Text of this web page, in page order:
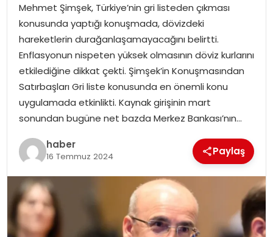
MAGAZIN
SAĞLIK
SOSYAL HABER
Mehmet Şimşek, Türkiye’nin gri listeden çıkması
konusunda yaptığı konuşmada, dövizdeki
hareketlerin durağanlaşamayacağını belirtti.
Enflasyonun nispeten yüksek olmasının döviz kurlarını
etkilediğine dikkat çekti. Şimşek’in Konuşmasından
Satırbaşları Gri liste konusunda en önemli konu
uygulamada etkinlikti. Kaynak girişinin mart
sonundan bugüne net bazda Merkez Bankası’nın…
haber
16 Temmuz 2024 Paylaş